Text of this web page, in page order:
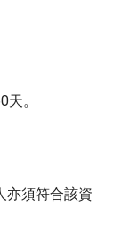
。
亦須符合該資